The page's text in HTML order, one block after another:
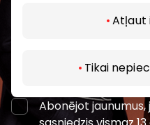
Atļaut
Tikai
Abonējot